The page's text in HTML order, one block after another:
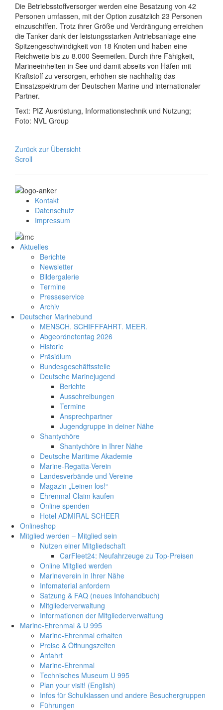
Die Betriebsstoffversorger werden eine Besatzung von 42
Personen umfassen, mit der Option zusätzlich 23 Personen
einzuschiffen. Trotz ihrer Größe und Verdrängung erreichen
die Tanker dank der leistungsstarken Antriebsanlage eine
Spitzengeschwindigkeit von 18 Knoten und haben eine
Reichweite bis zu 8.000 Seemeilen. Durch ihre Fähigkeit,
Marineeinheiten in See und damit abseits von Häfen mit
Kraftstoff zu versorgen, erhöhen sie nachhaltig das
Einsatzspektrum der Deutschen Marine und internationaler
Partner.
Text: PIZ Ausrüstung, Informationstechnik und Nutzung;
Foto: NVL Group
Zurück zur Übersicht
Scroll
Kontakt
Datenschutz
Impressum
Aktuelles
Berichte
Newsletter
Bildergalerie
Termine
Presseservice
Archiv
Deutscher Marinebund
MENSCH. SCHIFFFAHRT. MEER.
Abgeordnetentag 2026
Historie
Präsidium
Bundesgeschäftsstelle
Deutsche Marinejugend
Berichte
Ausschreibungen
Termine
Ansprechpartner
Jugendgruppe in deiner Nähe
Shantychöre
Shantychöre in Ihrer Nähe
Deutsche Maritime Akademie
Marine-Regatta-Verein
Landesverbände und Vereine
Magazin „Leinen los!“
Ehrenmal-Claim kaufen
Online spenden
Hotel ADMIRAL SCHEER
Onlineshop
Mitglied werden – Mitglied sein
Nutzen einer Mitgliedschaft
CarFleet24: Neufahrzeuge zu Top-Preisen
Online Mitglied werden
Marineverein in Ihrer Nähe
Infomaterial anfordern
Satzung & FAQ (neues Infohandbuch)
Mitgliederverwaltung
Informationen der Mitgliederverwaltung
Marine-Ehrenmal & U 995
Marine-Ehrenmal erhalten
Preise & Öffnungszeiten
Anfahrt
Marine-Ehrenmal
Technisches Museum U 995
Plan your visit! (English)
Infos für Schulklassen und andere Besuchergruppen
Führungen